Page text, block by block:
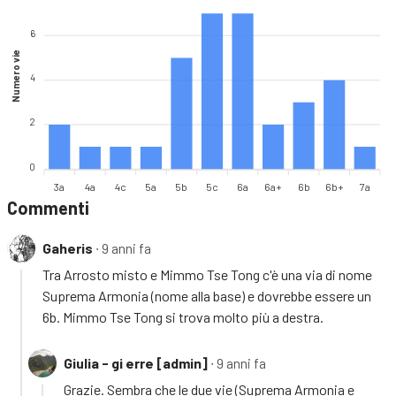
6
4
2
0
Numero vie
3a 4a 4c 5a 5b 5c 6a 6a+ 6b 6b+ 7a
Commenti
Gaheris ∙ 9 anni fa
Tra Arrosto misto e Mimmo Tse Tong c'è una via di nome
Suprema Armonia (nome alla base) e dovrebbe essere un
6b. Mimmo Tse Tong si trova molto più a destra.
Giulia - gi erre [admin] ∙ 9 anni fa
Grazie. Sembra che le due vie (Suprema Armonia e